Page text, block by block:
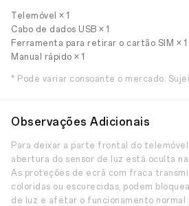
Telemóvel × 1
Cabo de dados USB × 1
Ferramenta para retirar o cartão SIM × 1
Manual rápido × 1
* Pode variar consoante o mercado.
Observações Adicionais
Para deixar a parte frontal do telemóvel
abertura do sensor de luz está oculta
As proteções de ecrã com fraca
coloridas ou escurecidas, podem
de luz e afetar o funcionamento normal